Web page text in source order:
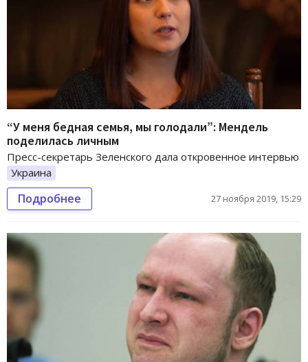
“У меня бедная семья, мы голодали”: Мендель
поделилась личным
Пресс-секретарь Зеленского дала откровенное интервью
Украина
Подробнее 27 ноября 2019, 15:29